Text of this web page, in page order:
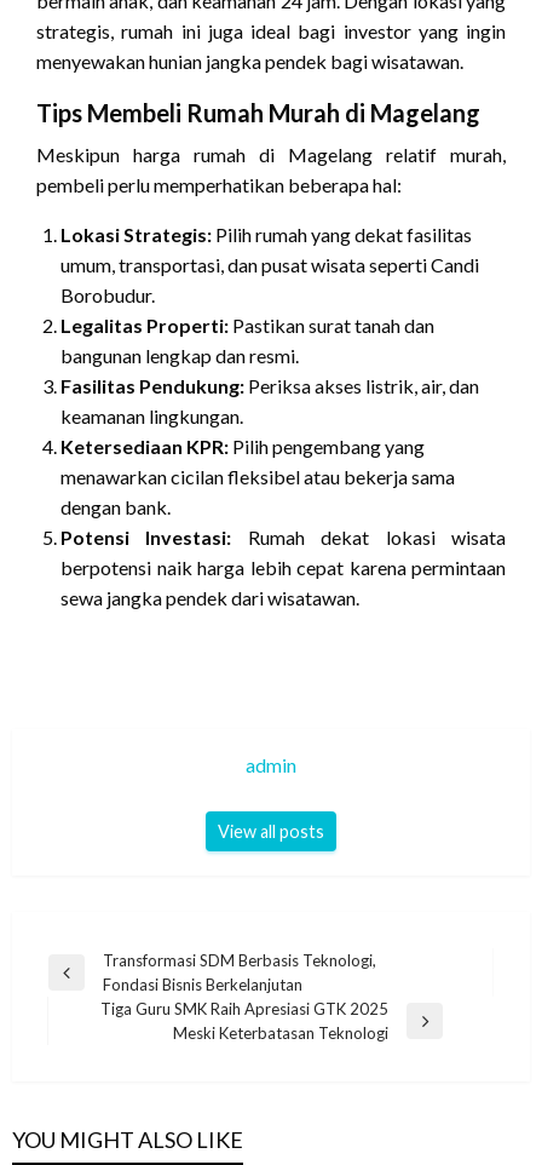
strategis, rumah ini juga ideal bagi investor yang ingin
menyewakan hunian jangka pendek bagi wisatawan.
Tips Membeli Rumah Murah di Magelang
Meskipun harga rumah di Magelang relatif murah,
pembeli perlu memperhatikan beberapa hal:
Lokasi Strategis: Pilih rumah yang dekat fasilitas
umum, transportasi, dan pusat wisata seperti Candi
Borobudur.
Legalitas Properti: Pastikan surat tanah dan
bangunan lengkap dan resmi.
Fasilitas Pendukung: Periksa akses listrik, air, dan
keamanan lingkungan.
Ketersediaan KPR: Pilih pengembang yang
menawarkan cicilan fleksibel atau bekerja sama
dengan bank.
Potensi Investasi: Rumah dekat lokasi wisata
berpotensi naik harga lebih cepat karena permintaan
sewa jangka pendek dari wisatawan.
admin
View all posts
Navigasi
Previous
Transformasi SDM Berbasis Teknologi,
Fondasi Bisnis Berkelanjutan
Tiga Guru SMK Raih Apresiasi GTK 2025
Meski Keterbatasan Teknologi
YOU MIGHT ALSO LIKE